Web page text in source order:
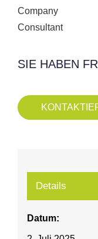
Company
Consultant
SIE HABEN
Details
Datum: